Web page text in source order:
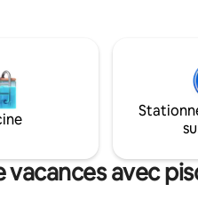
heures confortables par tous
tandis que la fenêtre
permet de regarder au loin.
avec